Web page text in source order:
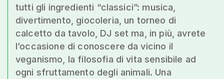
tutti gli ingredienti “classici”: musica,
divertimento, giocoleria, un torneo di
calcetto da tavolo, DJ set ma, in più, avrete
l’occasione di conoscere da vicino il
veganismo, la filosofia di vita sensibile ad
ogni sfruttamento degli animali. Una